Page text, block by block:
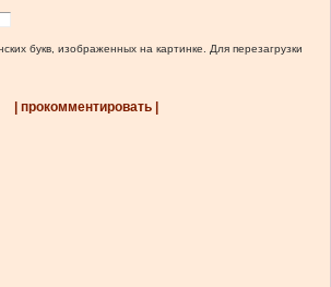
букв, изображенных на картинке. Для перезагрузки
| прокомментировать |